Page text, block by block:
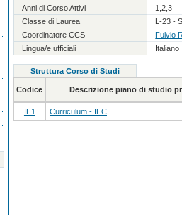
Anni di Corso Attivi
1,2,3
Classe di Laurea
L-23 -
Coordinatore CCS
Fulvio
Lingua/e ufficiali
Italiano
Struttura Corso di Studi
Codice Descrizione piano di studio
IE1 Curriculum - IEC